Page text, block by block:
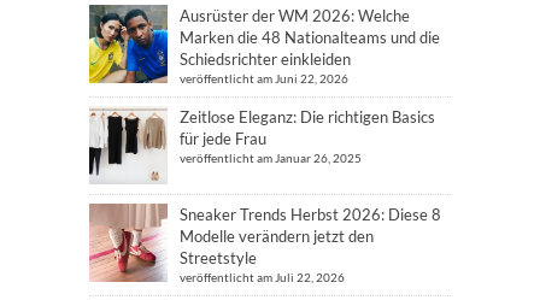
Ausrüster der WM 2026: Welche
Marken die 48 Nationalteams und die
Schiedsrichter einkleiden
veröffentlicht am Juni 22, 2026
Zeitlose Eleganz: Die richtigen Basics
für jede Frau
veröffentlicht am Januar 26, 2025
Sneaker Trends Herbst 2026: Diese 8
Modelle verändern jetzt den
Streetstyle
veröffentlicht am Juli 22, 2026